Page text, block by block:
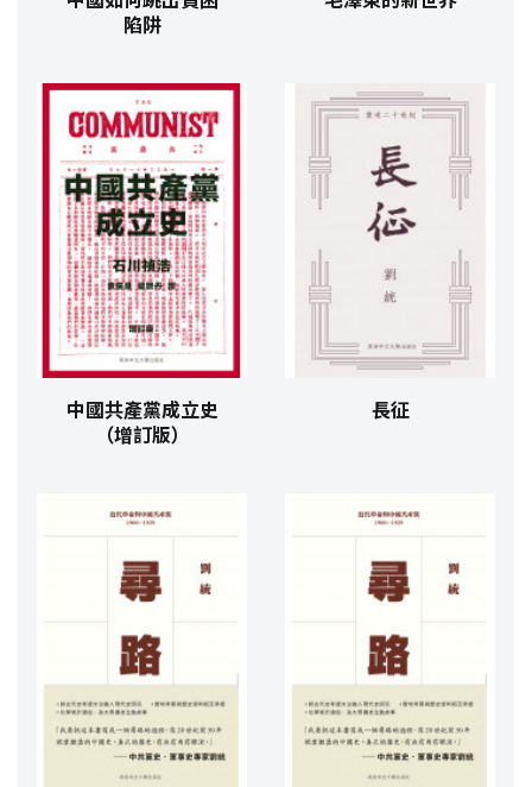
陷阱
中國共產黨成立史
（增訂版）
長征